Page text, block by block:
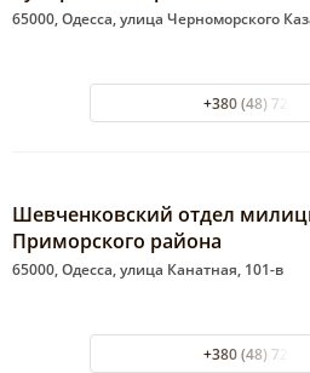
65000, Одесса, улица Черноморского
+380 (48) 723-
Шевченковский отдел
Приморского района
65000, Одесса, улица Канатная, 101-в
+380 (48) 722-